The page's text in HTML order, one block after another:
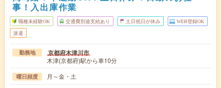
事！入出庫作業
職種未経験OK 交通費別途支給あり 土日祝日が休み WEB登録OK
派遣
勤務地 京都府木津川市
木津(京都府)駅から車10分
曜日頻度 月～金・土